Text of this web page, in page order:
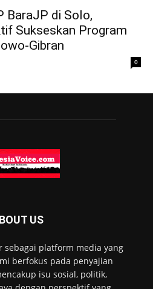
BaraJP di Solo,
Sukseskan Program
Gibran
0
US
sebagai platform media yang
berfokus pada penyajian
isu sosial, politik,